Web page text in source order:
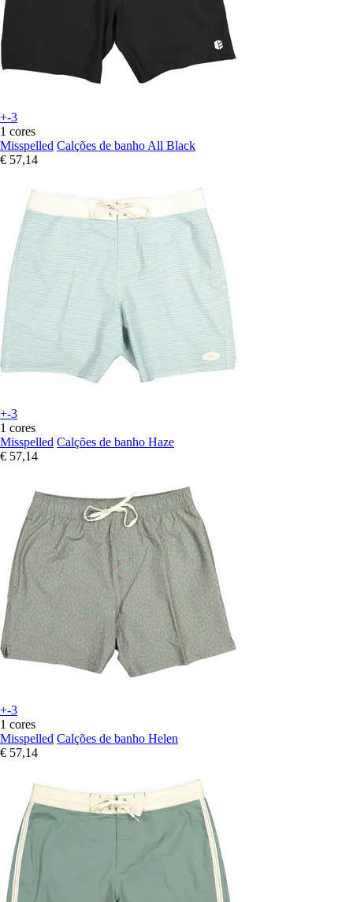
+-3
1 cores
Misspelled Calções de banho All Black
€ 57,14
+-3
1 cores
Misspelled Calções de banho Haze
€ 57,14
+-3
1 cores
Misspelled Calções de banho Helen
€ 57,14